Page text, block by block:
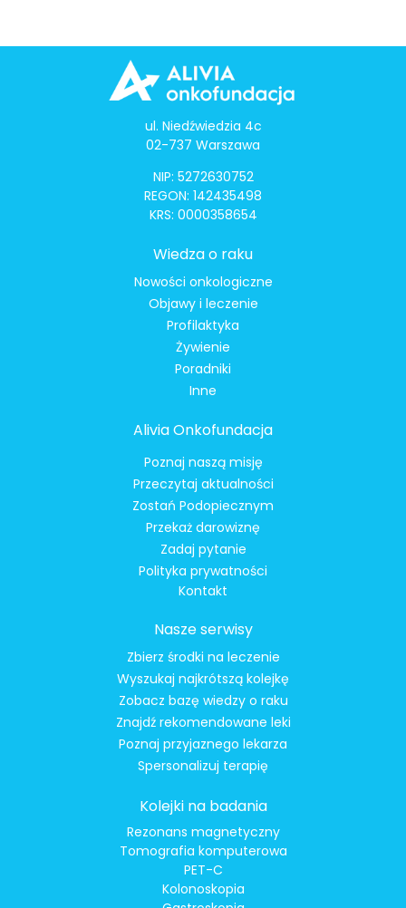
ul. Niedźwiedzia 4c
02-737 Warszawa
NIP: 5272630752
REGON: 142435498
KRS: 0000358654
Wiedza o raku
Nowości onkologiczne
Objawy i leczenie
Profilaktyka
Żywienie
Poradniki
Inne
Alivia Onkofundacja
Poznaj naszą misję
Przeczytaj aktualności
Zostań Podopiecznym
Przekaż darowiznę
Zadaj pytanie
Polityka prywatności
Kontakt
Nasze serwisy
Zbierz środki na leczenie
Wyszukaj najkrótszą kolejkę
Zobacz bazę wiedzy o raku
Znajdź rekomendowane leki
Poznaj przyjaznego lekarza
Spersonalizuj terapię
Kolejki na badania
Rezonans magnetyczny
Tomografia komputerowa
PET-C
Kolonoskopia